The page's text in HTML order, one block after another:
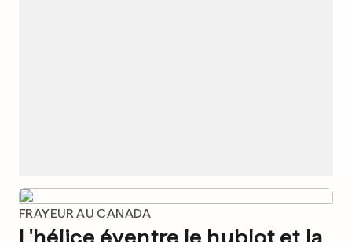
FRAYEUR AU CANADA
L'hélice éventre le hublot et la